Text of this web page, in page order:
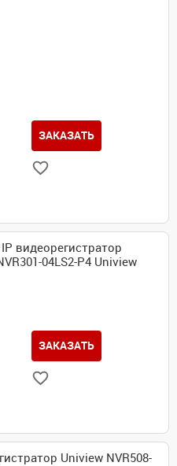
ЗАКАЗАТЬ
видеорегистратор
04LS2-P4 Uniview
ЗАКАЗАТЬ
Uniview NVR508-